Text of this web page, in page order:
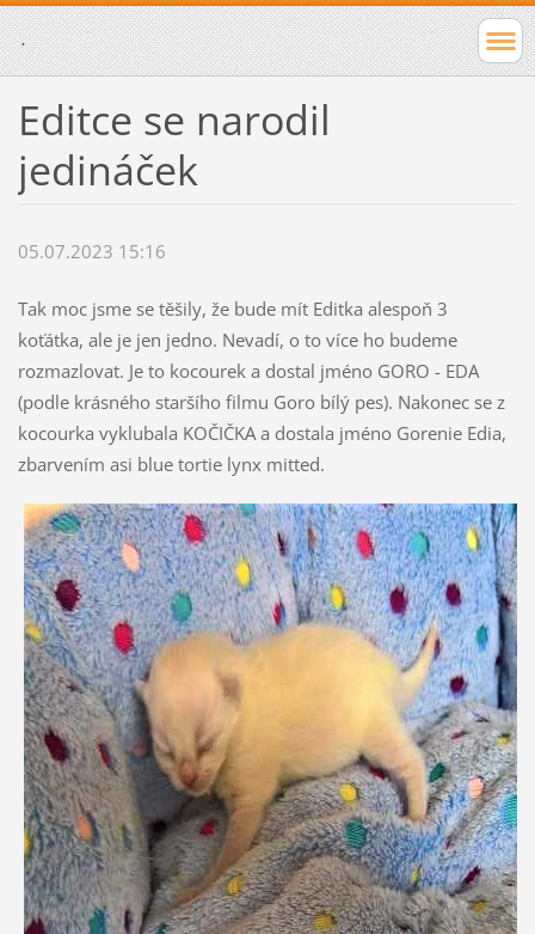
.
Editce se narodil
jedináček
05.07.2023 15:16
Tak moc jsme se těšily, že bude mít Editka alespoň 3
koťátka, ale je jen jedno. Nevadí, o to více ho budeme
rozmazlovat. Je to kocourek a dostal jméno GORO - EDA
(podle krásného staršího filmu Goro bílý pes). Nakonec se z
kocourka vyklubala KOČIČKA a dostala jméno Gorenie Edia,
zbarvením asi blue tortie lynx mitted.